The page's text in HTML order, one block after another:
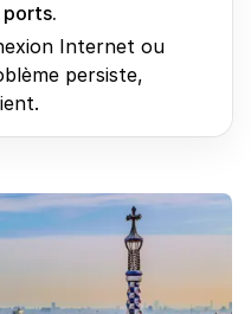
Internet ou
persiste,